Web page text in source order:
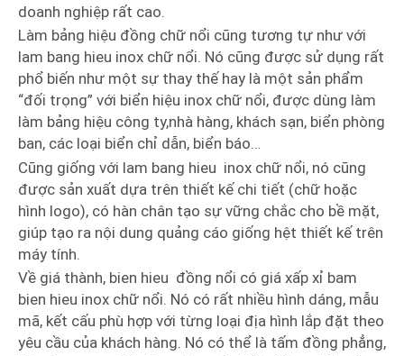
doanh nghiệp rất cao.
Làm bảng hiệu đồng chữ nổi cũng tương tự như với
lam bang hieu inox chữ nổi. Nó cũng được sử dụng rất
phổ biến như một sự thay thế hay là một sản phẩm
“đối trọng” với biển hiệu inox chữ nổi, được dùng làm
làm bảng hiệu công ty,nhà hàng, khách sạn, biển phòng
ban, các loại biển chỉ dẫn, biển báo…
Cũng giống với lam bang hieu inox chữ nổi, nó cũng
được sản xuất dựa trên thiết kế chi tiết (chữ hoặc
hình logo), có hàn chân tạo sự vững chắc cho bề mặt,
giúp tạo ra nội dung quảng cáo giống hệt thiết kế trên
máy tính.
Về giá thành, bien hieu đồng nổi có giá xấp xỉ bam
bien hieu inox chữ nổi. Nó có rất nhiều hình dáng, mẫu
mã, kết cấu phù hợp với từng loại địa hình lắp đặt theo
yêu cầu của khách hàng. Nó có thể là tấm đồng phẳng,